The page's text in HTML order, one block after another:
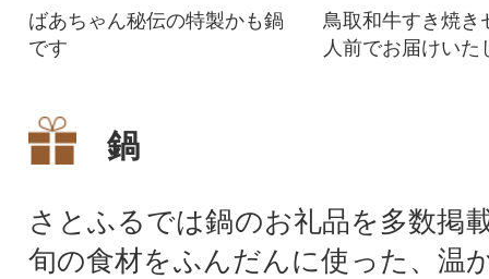
ばあちゃん秘伝の特製かも鍋
です
鳥取和牛すき焼き
人前でお届けいた
鍋
さとふるでは鍋のお礼品を多数掲
旬の食材をふんだんに使った、温